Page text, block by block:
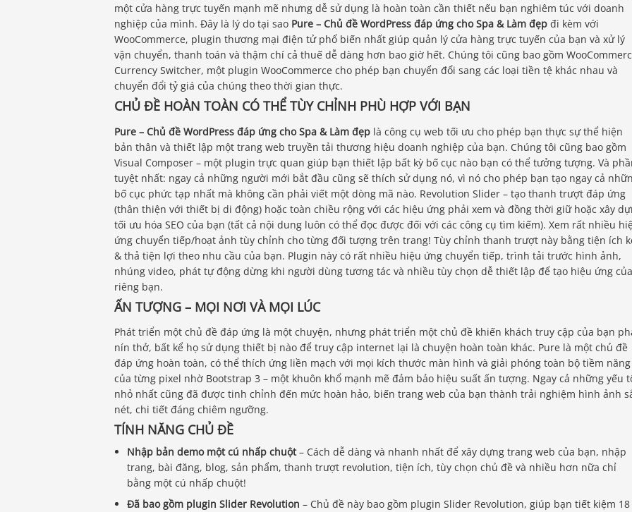
một cửa hàng trực tuyến mạnh mẽ nhưng dễ sử dụng là hoàn toàn cần thiết nếu bạn nghiêm túc với doanh
nghiệp của mình. Đây là lý do tại sao Pure – Chủ đề WordPress đáp ứng cho Spa & Làm đẹp đi kèm với
WooCommerce, plugin thương mại điện tử phổ biến nhất giúp quản lý cửa hàng trực tuyến của bạn và xử lý
vận chuyển, thanh toán và thậm chí cả thuế dễ dàng hơn bao giờ hết. Chúng tôi cũng bao gồm
Currency Switcher, một plugin WooCommerce cho phép bạn chuyển đổi sang các loại tiền tệ khác nhau và
chuyển đổi tỷ giá của chúng theo thời gian thực.
CHỦ ĐỀ HOÀN TOÀN CÓ THỂ TÙY CHỈNH PHÙ HỢP VỚI BẠN
Pure – Chủ đề WordPress đáp ứng cho Spa & Làm đẹp là công cụ web tối ưu cho phép bạn thực sự thể hiện
bản thân và thiết lập một trang web truyền tải thương hiệu doanh nghiệp của bạn. Chúng tôi cũng bao gồm
Visual Composer – một plugin trực quan giúp bạn thiết lập bất kỳ bố cục nào bạn có thể tưởng tượng. Và
tuyệt nhất: ngay cả những người mới bắt đầu cũng sẽ thích sử dụng nó, vì nó cho phép bạn tạo ngay cả
bố cục phức tạp nhất mà không cần phải viết một dòng mã nào. Revolution Slider – tạo thanh trượt đáp ứng
(thân thiện với thiết bị di động) hoặc toàn chiều rộng với các hiệu ứng phải xem và đồng thời giữ hoặc xây
tối ưu hóa SEO của bạn (tất cả nội dung luôn có thể đọc được đối với các công cụ tìm kiếm). Xem rất nhiều
ứng chuyển tiếp/hoạt ảnh tùy chỉnh cho từng đối tượng trên trang! Tùy chỉnh thanh trượt này bằng tiện ích
& thả tiện lợi theo nhu cầu của bạn. Plugin này có rất nhiều hiệu ứng chuyển tiếp, trình tải trước hình ảnh,
nhúng video, phát tự động dừng khi người dùng tương tác và nhiều tùy chọn dễ thiết lập để tạo hiệu ứng của
riêng bạn.
ẤN TƯỢNG – MỌI NƠI VÀ MỌI LÚC
Phát triển một chủ đề đáp ứng là một chuyện, nhưng phát triển một chủ đề khiến khách truy cập của bạn
nín thở, bất kể họ sử dụng thiết bị nào để truy cập internet lại là chuyện hoàn toàn khác. Pure là một chủ đề
đáp ứng hoàn toàn, có thể thích ứng liền mạch với mọi kích thước màn hình và giải phóng toàn bộ tiềm năng
của từng pixel nhờ Bootstrap 3 – một khuôn khổ mạnh mẽ đảm bảo hiệu suất ấn tượng. Ngay cả những yếu
nhỏ nhất cũng đã được tinh chỉnh đến mức hoàn hảo, biến trang web của bạn thành trải nghiệm hình ảnh
nét, chi tiết đáng chiêm ngưỡng.
TÍNH NĂNG CHỦ ĐỀ
Nhập bản demo một cú nhấp chuột– Cách dễ dàng và nhanh nhất để xây dựng trang web của bạn, nhập
trang, bài đăng, blog, sản phẩm, thanh trượt revolution, tiện ích, tùy chọn chủ đề và nhiều hơn nữa chỉ
bằng một cú nhấp chuột!
Đã bao gồm plugin Slider Revolution – Chủ đề này bao gồm plugin Slider Revolution, giúp bạn tiết kiệm 18